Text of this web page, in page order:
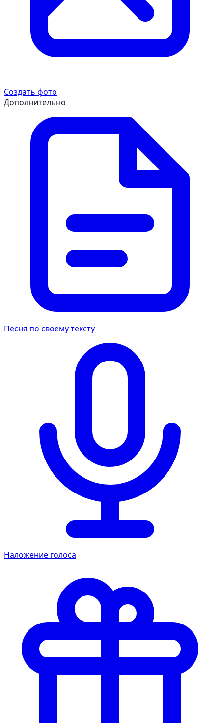
Создать фото
Дополнительно
Песня по своему тексту
Наложение голоса